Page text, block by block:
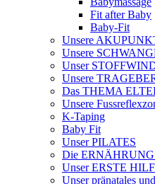
Fit after Baby
Baby-Fit
Unsere
Unsere
Unser
Unsere
Das THEMA
Unsere
K-Taping
Baby Fit
Unser PILATES
Die
Unser ERSTE
Unser pränatales